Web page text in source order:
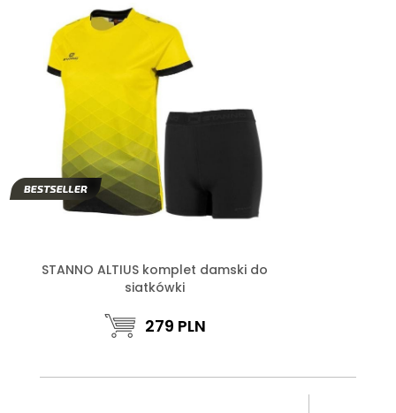
STANNO ALTIUS komplet damski do
siatkówki
279 PLN